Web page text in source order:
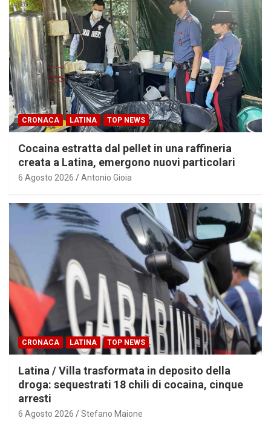
CRONACA LATINA TOP NEWS
Cocaina estratta dal pellet in una raffineria
creata a Latina, emergono nuovi particolari
6 Agosto 2026 Antonio Gioia
CRONACA LATINA TOP NEWS
Latina / Villa trasformata in deposito della
droga: sequestrati 18 chili di cocaina, cinque
arresti
6 Agosto 2026 Stefano Maione